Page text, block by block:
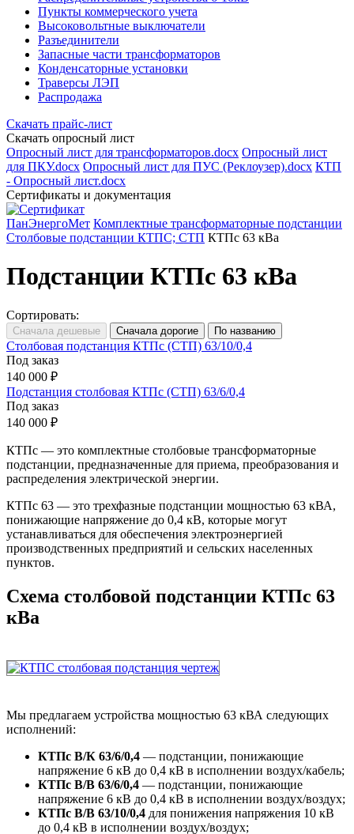
Пункты коммерческого учета
Высоковольтные выключатели
Разъединители
Запасные части трансформаторов
Конденсаторные установки
Траверсы ЛЭП
Распродажа
Скачать прайс-лист
Скачать опросный лист
Опросный лист для трансформаторов.docx Опросный лист
для ПКУ.docx Опросный лист для ПУС (Реклоузер).docx КТП
- Опросный лист.docx
Сертификаты и документация
ПанЭнергоМет Комплектные трансформаторные подстанции
Столбовые подстанции КТПС; СТП КТПс 63 кВа
Подстанции КТПс 63 кВа
Сортировать:
Столбовая подстанция КТПс (СТП) 63/10/0,4
Под заказ
140 000 ₽
Подстанция столбовая КТПс (СТП) 63/6/0,4
Под заказ
140 000 ₽
КТПс — это комплектные столбовые трансформаторные
подстанции, предназначенные для приема, преобразования и
распределения электрической энергии.
КТПс 63 — это трехфазные подстанции мощностью 63 кВА,
понижающие напряжение до 0,4 кВ, которые могут
устанавливаться для обеспечения электроэнергией
производственных предприятий и сельских населенных
пунктов.
Схема столбовой подстанции КТПс 63
кВа
Мы предлагаем устройства мощностью 63 кВА следующих
исполнений:
КТПс В/К 63/6/0,4 — подстанции, понижающие
напряжение 6 кВ до 0,4 кВ в исполнении воздух/кабель;
КТПс В/В 63/6/0,4 — подстанции, понижающие
напряжение 6 кВ до 0,4 кВ в исполнении воздух/воздух;
КТПс В/В 63/10/0,4 для понижения напряжения 10 кВ
до 0,4 кВ в исполнении воздух/воздух;